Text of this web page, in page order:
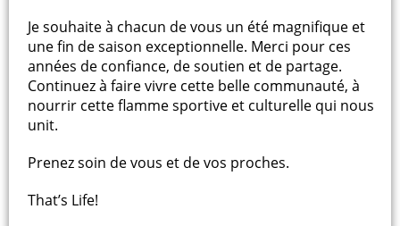
Je souhaite à chacun de vous un été magnifique et
une fin de saison exceptionnelle. Merci pour ces
années de confiance, de soutien et de partage.
Continuez à faire vivre cette belle communauté, à
nourrir cette flamme sportive et culturelle qui nous
unit.
Prenez soin de vous et de vos proches.
That’s Life!